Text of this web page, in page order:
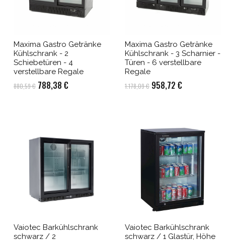
Maxima Gastro Getränke
Kühlschrank - 2
Schiebetüren - 4
verstellbare Regale
880,59€ Ursprünglicher
788,38 €Aktueller
Maxima Gastro Getränke
Kühlschrank - 3 Scharnier -
Türen - 6 verstellbare
Regale
1.178,09€ Ursprünglicher
1.178,09 €
958,72 €Aktueller
958,72 €.
Vaiotec Barkühlschrank
schwarz / 2
Vaiotec Barkühlschrank
schwarz / 1 Glastür, Höhe